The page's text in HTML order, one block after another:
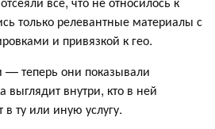
только релевантные материалы с
и привязкой к гео.
— теперь они показывали
выглядит внутри, кто в ней
в ту или иную услугу.